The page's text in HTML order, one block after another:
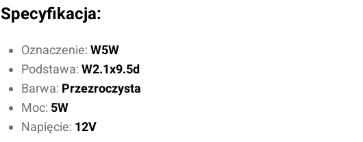
Specyfikacja:
Oznaczenie: W5W
Podstawa: W2.1x9.5d
Barwa: Przezroczysta
Moc: 5W
Napięcie: 12V